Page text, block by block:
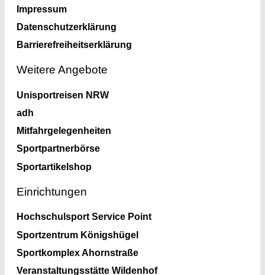
Impressum
Datenschutzerklärung
Barrierefreiheitserklärung
Weitere Angebote
Unisportreisen NRW
adh
Mitfahrgelegenheiten
Sportpartnerbörse
Sportartikelshop
Einrichtungen
Hochschulsport Service Point
Sportzentrum Königshügel
Sportkomplex Ahornstraße
Veranstaltungsstätte Wildenhof